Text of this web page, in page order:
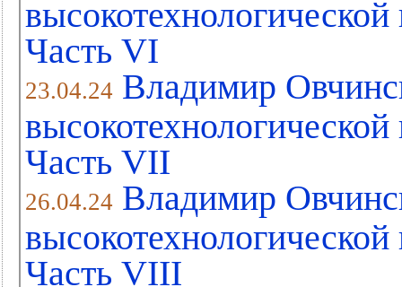
Часть VI
23.04.24 Владимир
Часть VII
26.04.24 Владимир
Часть VIII